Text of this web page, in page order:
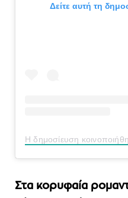
Δείτε αυτή τη
Στα κορυφαία